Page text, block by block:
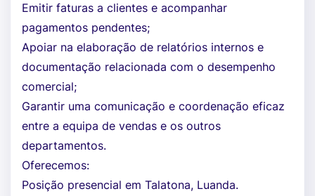
Emitir faturas a clientes e acompanhar
pagamentos pendentes;
Apoiar na elaboração de relatórios internos e
documentação relacionada com o desempenho
comercial;
Garantir uma comunicação e coordenação eficaz
entre a equipa de vendas e os outros
departamentos.
Oferecemos:
Posição presencial em Talatona, Luanda.